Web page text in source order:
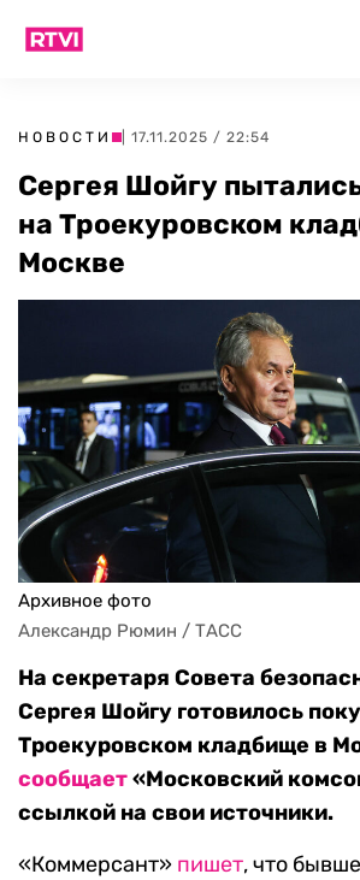
НОВОСТИ | 17.11.2025 / 22:54
Сергея Шойгу
на Троекуровском
Москве
Архивное фото
Александр Рюмин / ТАСС
На секретаря Совета
Сергея Шойгу готовилось
Троекуровском кладбище в
сообщает«Московский
ссылкой на свои источники.
«Коммерсант» пишет, что